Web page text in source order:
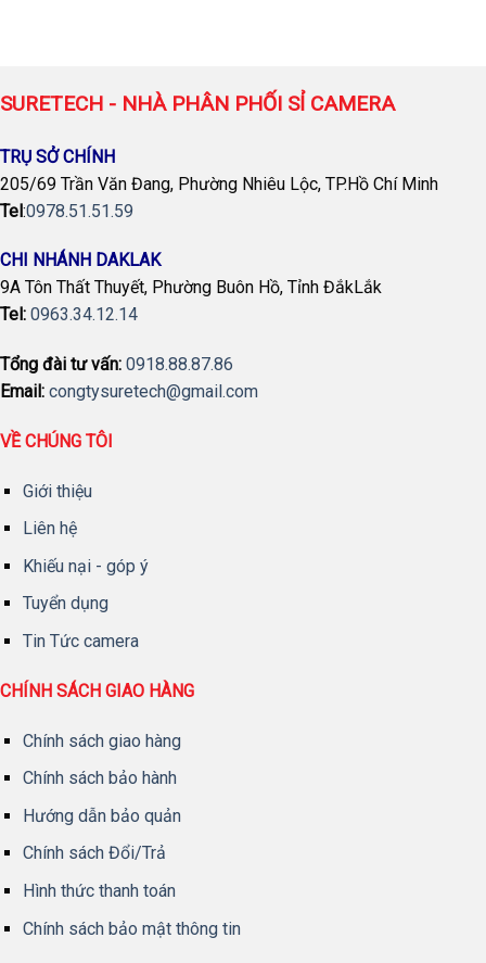
SURETECH - NHÀ PHÂN PHỐI SỈ CAMERA
TRỤ SỞ CHÍNH
205/69 Trần Văn Đang, Phường Nhiêu Lộc, TP.Hồ Chí Minh
Tel:0978.51.51.59
CHI NHÁNH DAKLAK
9A Tôn Thất Thuyết, Phường Buôn Hồ, Tỉnh ĐắkLắk
Tel: 0963.34.12.14
Tổng đài tư vấn: 0918.88.87.86
Email: congtysuretech@gmail.com
VỀ CHÚNG TÔI
Giới thiệu
Liên hệ
Khiếu nại - góp ý
Tuyển dụng
Tin Tức camera
CHÍNH SÁCH GIAO HÀNG
Chính sách giao hàng
Chính sách bảo hành
Hướng dẫn bảo quản
Chính sách Đổi/Trả
Hình thức thanh toán
Chính sách bảo mật thông tin